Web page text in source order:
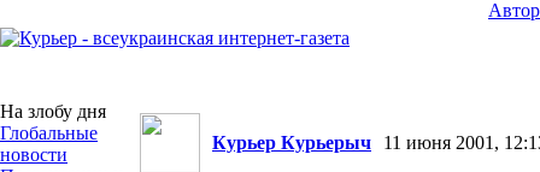
На злобу дня
Глобальные
новости
Курьер Курьерыч 11 июня 2001,